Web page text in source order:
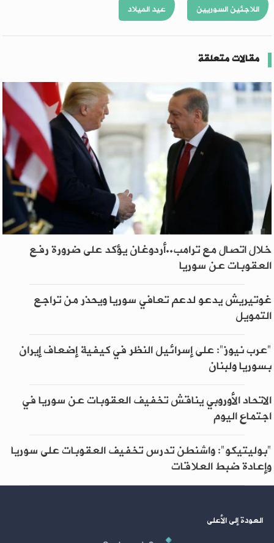
اللاجئين السوريين
عيد الميلاد
مقالات متعلقة
خلال اتصال مع ترامب..أردوغان يؤكد على ضرورة رفع
العقوبات عن سوريا
غوتيريش يدعو لدعم تعافي سوريا ويحذر من تراجع
التمويل
"عرب نيوز": على إسرائيل النظر في كيفية إضعاف إيران
بسوريا ولبنان
الاتحاد الأوروبي يناقش تخفيف العقوبات عن سوريا في
اجتماع اليوم
"بوليتيكو": واشنطن تدرس تخفيف العقوبات على سوريا
وإعادة ضبط العلاقات
العودة إلى الأعلى